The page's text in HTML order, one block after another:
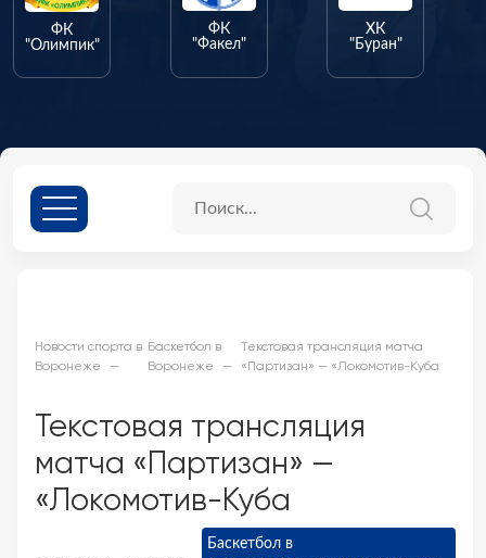
ФК
"Олимпик"
ФК
"Факел"
ХК
"Буран"
Новости спорта в
Воронеже
Баскетбол в
Воронеже
Текстовая трансляция матча
«Партизан» — «Локомотив-Куба
Текстовая трансляция
матча «Партизан» —
«Локомотив-Куба
Баскетбол в